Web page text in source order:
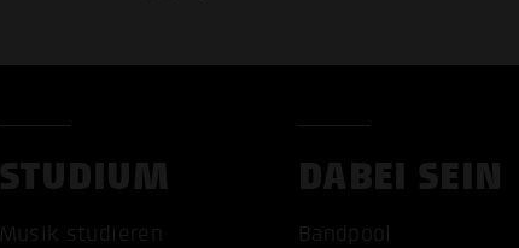
STUDIUM
Musik studieren
DABEI SEIN
Bandpool